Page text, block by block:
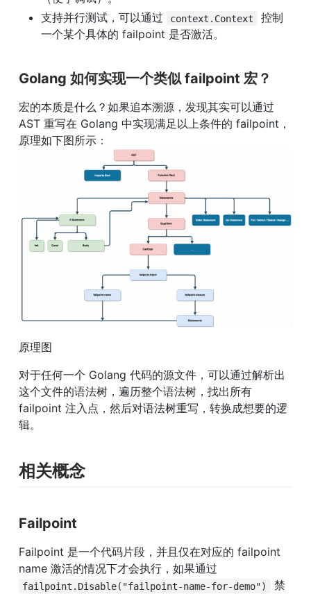
支持并行测试，可以通过
context.Context
控制
一个某个具体的 failpoint 是否激活。
Golang 如何实现一个类似 failpoint 宏？
宏的本质是什么？如果追本溯源，发现其实可以通过
AST 重写在 Golang 中实现满足以上条件的 failpoint，
原理如下图所示：
原理图
对于任何一个 Golang 代码的源文件，可以通过解析出
这个文件的语法树，遍历整个语法树，找出所有
failpoint 注入点，然后对语法树重写，转换成想要的逻
辑。
相关概念
Failpoint
Failpoint 是一个代码片段，并且仅在对应的 failpoint
failpoint.Disable("failpoint-name-for-demo")
禁